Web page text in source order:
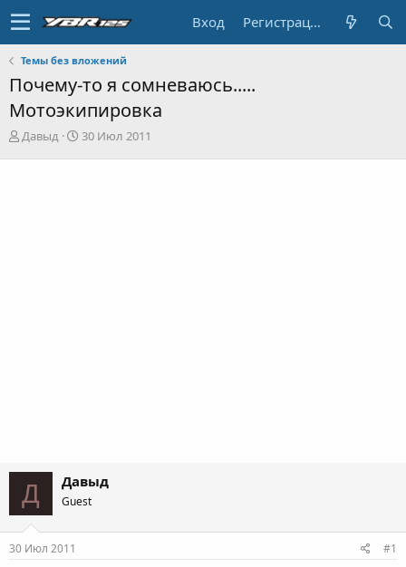
Вход Регистрация
Темы без вложений
Почему-то я сомневаюсь.....
Мотоэкипировка
А
Давыд
Д
30 Июл 2011
Д Давыд
Guest
30 Июл 2011 #1